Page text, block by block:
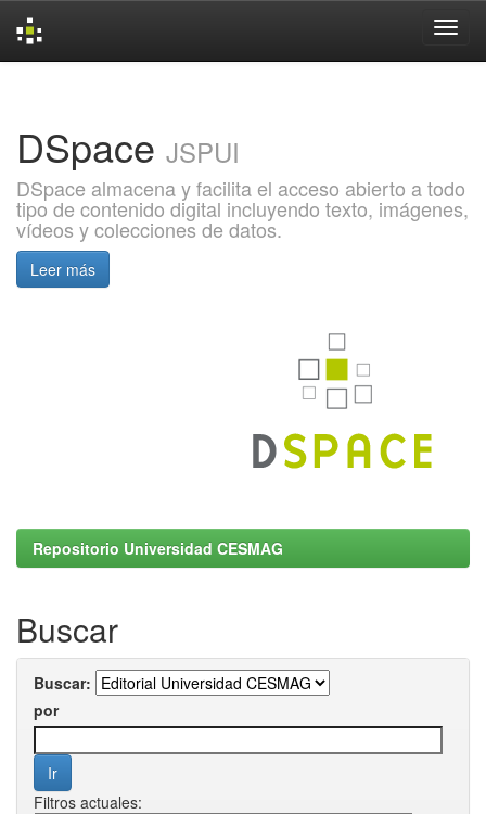
DSpace JSPUI
DSpace almacena y facilita el acceso abierto a todo
tipo de contenido digital incluyendo texto, imágenes,
vídeos y colecciones de datos.
Leer más
Repositorio Universidad CESMAG
Buscar
Buscar:
por
Filtros actuales: